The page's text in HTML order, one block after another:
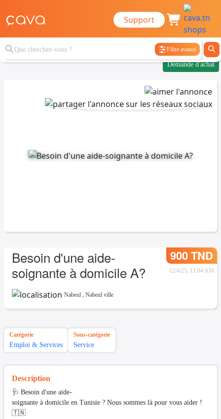
Support
Filtre avancé
Demande d'achat
Besoin d'une aide-
soignante à domicile A?
900 TND
12/4/25, 11:04 AM
Nabeul , Nabeul ville
Catégorie
Emploi & Services
Sous-catégorie
Service
Description
🩺 Besoin d'une aide-
soignante à domicile en Tunisie ? Nous sommes là pour vous aider !
🇹🇳